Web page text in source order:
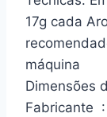
17g cada
máquina